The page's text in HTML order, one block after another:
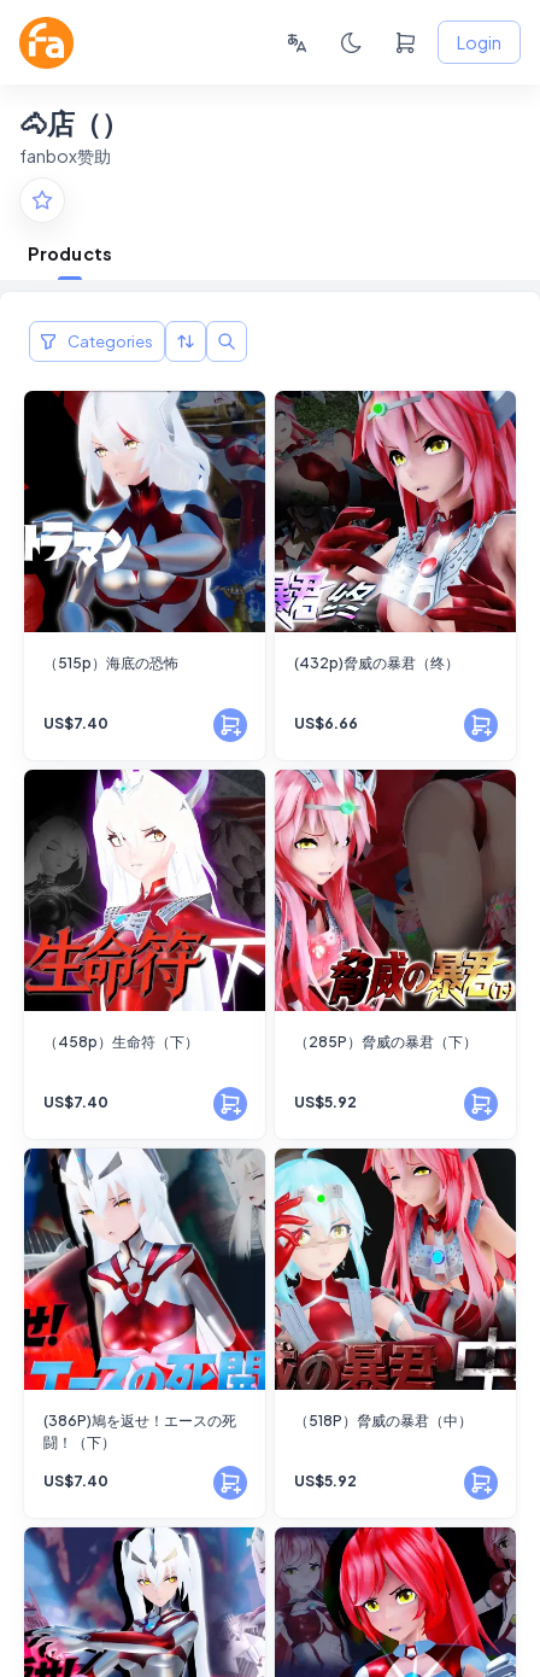
Login
🐴店（）
fanbox赞助
Products
Categories
（515p）海底の恐怖
US$7.40
(432p)脅威の暴君（终）
US$6.66
（458p）生命符（下）
US$7.40
（285P）脅威の暴君（下）
US$5.92
(386P)鳩を返せ！エースの死
闘！（下）
US$7.40
（518P）脅威の暴君（中）
US$5.92